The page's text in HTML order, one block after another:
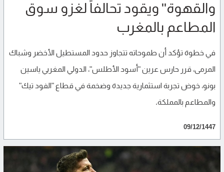
والقهوة" ويقود تحالفاً لغزو سوق
المطاعم بالمغرب
في خطوة تؤكد أن طموحاته تتجاوز حدود المستطيل الأخضر وشباك
المرمى، قرر حارس عرين "أسود الأطلس"، الدولي المغربي ياسين
بونو، خوض تجربة استثمارية جديدة وضخمة في قطاع "الفود تيك"
والمطاعم بالمملكة.
09/12/1447